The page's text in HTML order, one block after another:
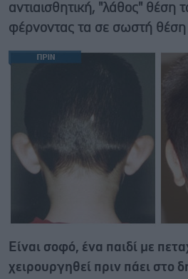
αντιαισθητική, "λάθος" θέση
φέρνοντας τα σε σωστή
Eίναι σοφό, ένα παιδί με
χειρουργηθεί πριν πάει στο